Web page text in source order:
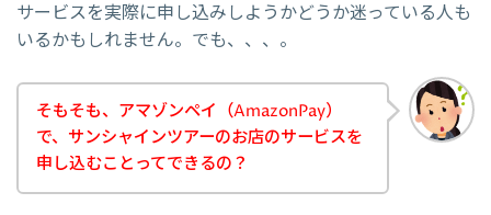
サービスを実際に申し込みしようかどうか迷っている人も
いるかもしれません。でも、、、。
そもそも、アマゾンペイ（AmazonPay）
で、サンシャインツアーのお店のサービスを
申し込むことってできるの？